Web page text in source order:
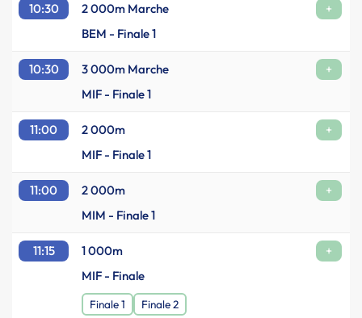
10:30 2 000m Marche
+
BEM - Finale 1
10:30 3 000m Marche
+
MIF - Finale 1
11:00 2 000m
+
MIF - Finale 1
11:00 2 000m
+
MIM - Finale 1
11:15 1 000m
+
MIF - Finale
Finale 1 Finale 2